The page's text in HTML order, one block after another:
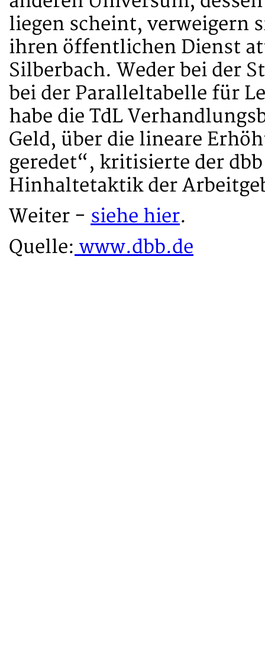
liegen scheint, verweigern
ihren öffentlichen Dienst
Silberbach. Weder bei der
bei der Paralleltabelle für
habe die TdL
Geld, über die lineare
geredet“, kritisierte der
Hinhaltetaktik der
Weiter - siehe hier.
Quelle: www.dbb.de